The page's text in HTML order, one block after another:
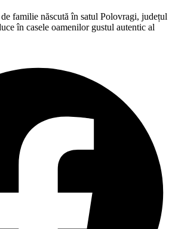
familie născută în satul Polovragi, județul
în casele oamenilor gustul autentic al